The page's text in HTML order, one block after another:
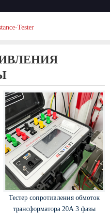
Tester
Тестер сопротивления обмоток
трансформатора 20A 3 фазы